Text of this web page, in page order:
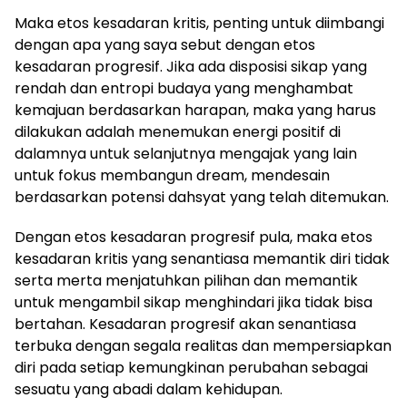
Maka etos kesadaran kritis, penting untuk diimbangi
dengan apa yang saya sebut dengan etos
kesadaran progresif. Jika ada disposisi sikap yang
rendah dan entropi budaya yang menghambat
kemajuan berdasarkan harapan, maka yang harus
dilakukan adalah menemukan energi positif di
dalamnya untuk selanjutnya mengajak yang lain
untuk fokus membangun dream, mendesain
berdasarkan potensi dahsyat yang telah ditemukan.
Dengan etos kesadaran progresif pula, maka etos
kesadaran kritis yang senantiasa memantik diri tidak
serta merta menjatuhkan pilihan dan memantik
untuk mengambil sikap menghindari jika tidak bisa
bertahan. Kesadaran progresif akan senantiasa
terbuka dengan segala realitas dan mempersiapkan
diri pada setiap kemungkinan perubahan sebagai
sesuatu yang abadi dalam kehidupan.